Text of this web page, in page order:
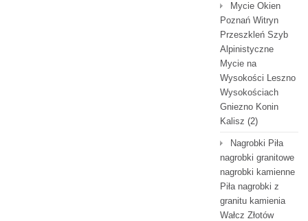
Mycie Okien
Poznań Witryn
Przeszkleń Szyb
Alpinistyczne
Mycie na
Wysokości Leszno
Wysokościach
Gniezno Konin
Kalisz (2)
Nagrobki Piła
nagrobki granitowe
nagrobki kamienne
Piła nagrobki z
granitu kamienia
Wałcz Złotów